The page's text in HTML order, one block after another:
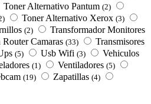
Toner Alternativo Pantum (2)
Toner Alternativo Xerox (3)
(2) Transformador Monitores
Camaras (33)
Transmisores
(5) Usb Wifi (3)
Vehiculos
(1) Ventiladores (5)
(19) Zapatillas (4)